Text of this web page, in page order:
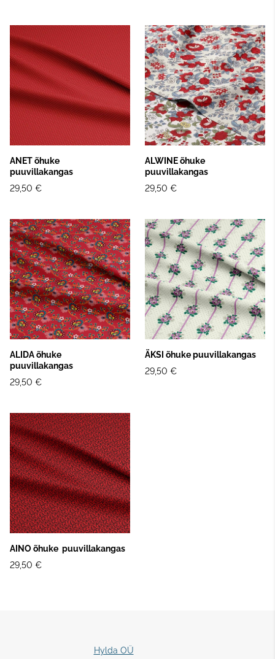
ANET õhuke
puuvillakangas
29,50 €
ALWINE õhuke
puuvillakangas
29,50 €
ALIDA õhuke
puuvillakangas
29,50 €
ÄKSI õhuke puuvillakangas
29,50 €
AINO õhuke puuvillakangas
29,50 €
Hylda OÜ